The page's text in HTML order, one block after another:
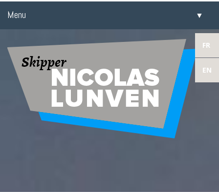
FR
EN
Menu ▼